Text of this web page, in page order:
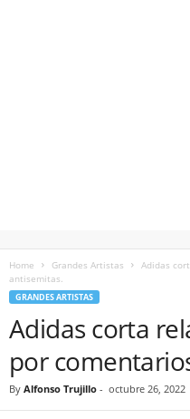
Home Grandes Artistas
Adidas
antisemitas.
GRANDES ARTISTAS
Adidas corta
por
By Alfonso Trujillo - octubre 26, 2022